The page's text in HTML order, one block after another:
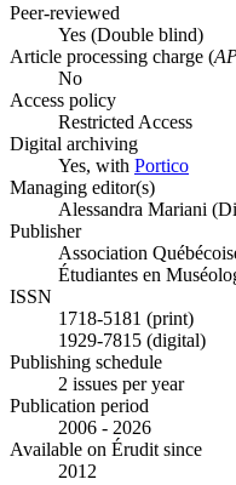
Peer-reviewed
Yes (Double blind)
Article processing charge (
No
Access policy
Restricted Access
Digital archiving
Yes, with Portico
Managing editor(s)
Alessandra Mariani
Publisher
Association
Étudiantes en
ISSN
1718-5181 (print)
1929-7815 (digital)
Publishing schedule
2 issues per year
Publication period
2006 - 2026
Available on Érudit since
2012